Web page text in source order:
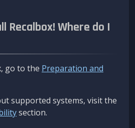
Recalbox! Where do I
go to the Preparation and
supported systems, visit the
section.